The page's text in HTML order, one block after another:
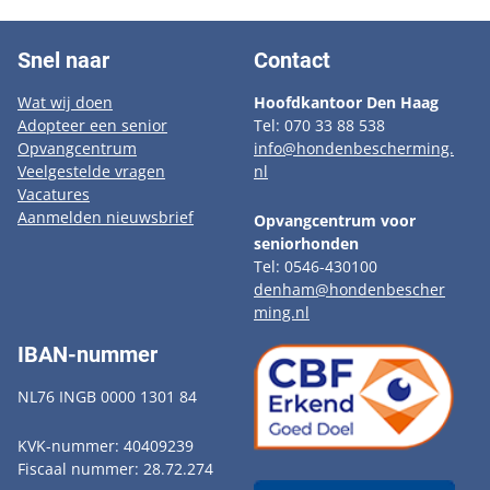
Snel naar
Wat wij doen
Adopteer een senior
Opvangcentrum
Veelgestelde vragen
Vacatures
Aanmelden nieuwsbrief
Contact
Hoofdkantoor Den Haag
Tel: 070 33 88 538
info@hondenbescherming.
nl
Opvangcentrum voor
seniorhonden
Tel: 0546-430100
denham@hondenbescher
ming.nl
IBAN-nummer
NL76 INGB 0000 1301 84
KVK-nummer: 40409239
Fiscaal nummer: 28.72.274